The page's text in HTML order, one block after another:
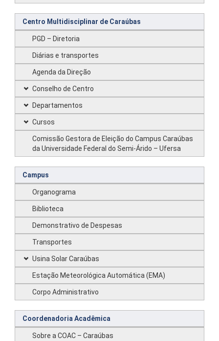
Centro Multidisciplinar de Caraúbas
PGD – Diretoria
Diárias e transportes
Agenda da Direção
Conselho de Centro
Departamentos
Cursos
Comissão Gestora de Eleição do Campus Caraúbas
da Universidade Federal do Semi-Árido – Ufersa
Campus
Organograma
Biblioteca
Demonstrativo de Despesas
Transportes
Usina Solar Caraúbas
Estação Meteorológica Automática (EMA)
Corpo Administrativo
Coordenadoria Acadêmica
Sobre a COAC – Caraúbas